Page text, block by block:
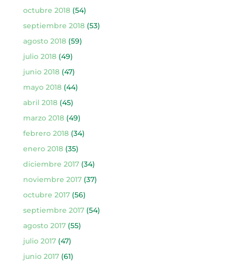
octubre 2018(54)
septiembre 2018(53)
agosto 2018(59)
julio 2018(49)
junio 2018(47)
mayo 2018(44)
abril 2018(45)
marzo 2018(49)
febrero 2018(34)
enero 2018(35)
diciembre 2017(34)
noviembre 2017(37)
octubre 2017(56)
septiembre 2017(54)
agosto 2017(55)
julio 2017(47)
junio 2017(61)